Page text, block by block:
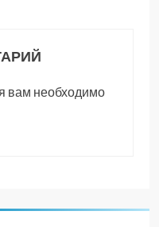
вам необходимо